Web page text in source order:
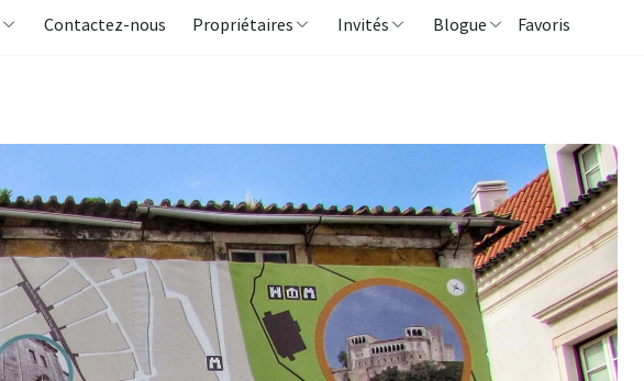
Contactez-nous Propriétaires Invités Blogue Favoris